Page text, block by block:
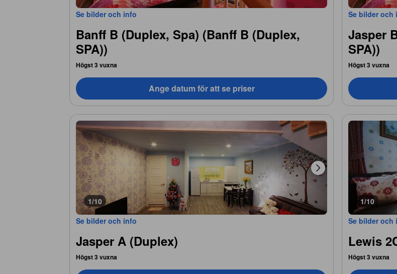
Se bilder och info
Banff B (Duplex, Spa) (Banff B (Duplex,
SPA))
Högst 3 vuxna
Ange datum för att se priser
Se bilder och
Jasper
SPA))
Högst 3 vuxna
1/10
Se bilder och info
Jasper A (Duplex)
Högst 3 vuxna
1/10
Se bilder och
Lewis
Högst 3 vuxna